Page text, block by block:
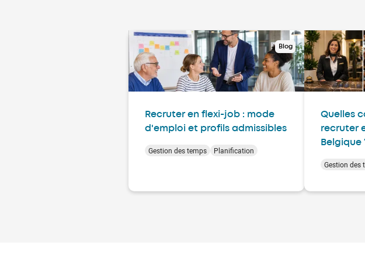
Blog
Recruter en flexi-job : mode
d'emploi et profils admissibles
Gestion des temps Planification
Quelles
recruter
Belgique
Gestion des